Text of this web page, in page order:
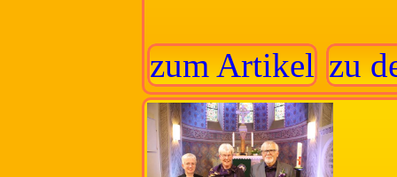
zum Artikel zu